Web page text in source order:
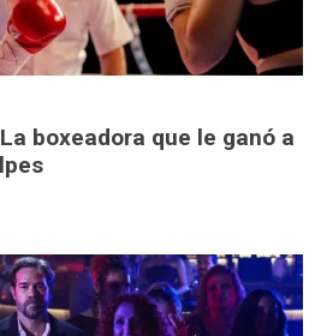
boxeadora que le ganó a